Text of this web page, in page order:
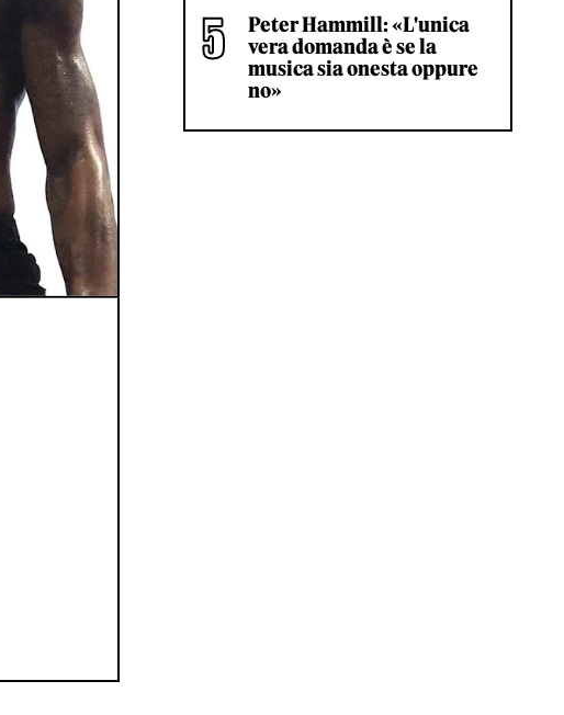
Peter Hammill: «L'unica
vera domanda è se la
musica sia onesta oppure
no»